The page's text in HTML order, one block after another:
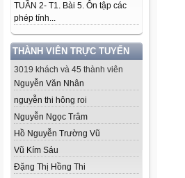
TUẦN 2- T1. Bài 5. Ôn tập các
phép tính...
THÀNH VIÊN TRỰC TUYẾN
3019 khách và 45 thành viên
Nguyễn Văn Nhân
nguyễn thi hông roi
Nguyễn Ngọc Trâm
Hồ Nguyễn Trường Vũ
Vũ Kím Sáu
Đặng Thị Hồng Thi